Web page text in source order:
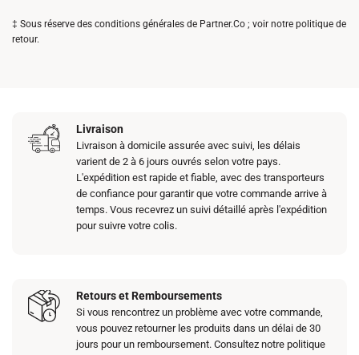
‡ Sous réserve des conditions générales de Partner.Co ; voir notre politique de
retour.
Livraison
Livraison à domicile assurée avec suivi, les délais
varient de 2 à 6 jours ouvrés selon votre pays.
L'expédition est rapide et fiable, avec des transporteurs
de confiance pour garantir que votre commande arrive à
temps. Vous recevrez un suivi détaillé après l'expédition
pour suivre votre colis.
Retours et Remboursements
Si vous rencontrez un problème avec votre commande,
vous pouvez retourner les produits dans un délai de 30
jours pour un remboursement. Consultez notre politique